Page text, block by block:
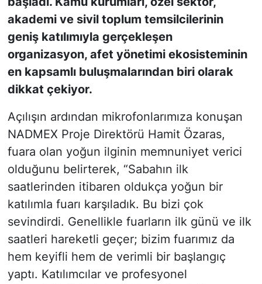
akademi ve sivil toplum temsilcilerinin
geniş katılımıyla gerçekleşen
organizasyon, afet yönetimi ekosisteminin
en kapsamlı buluşmalarından biri olarak
dikkat çekiyor.
Açılışın ardından mikrofonlarımıza konuşan
NADMEX Proje Direktörü Hamit Özaras,
fuara olan yoğun ilginin memnuniyet verici
olduğunu belirterek, “Sabahın ilk
saatlerinden itibaren oldukça yoğun bir
katılımla fuarı karşıladık. Bu bizi çok
sevindirdi. Genellikle fuarların ilk günü ve ilk
saatleri hareketli geçer; bizim fuarımız da
hem keyifli hem de verimli bir başlangıç
yaptı. Katılımcılar ve profesyonel